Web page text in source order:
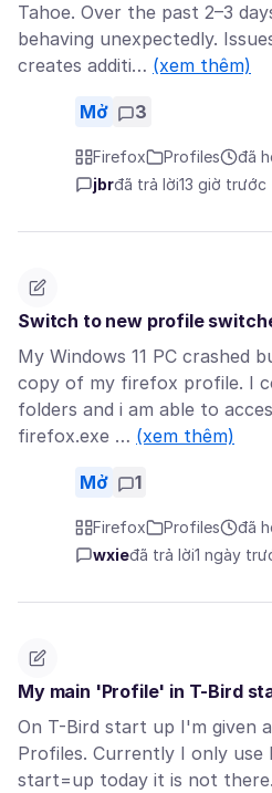
Tahoe. Over the past 2–3
behaving unexpectedly.
creates additi… (xem thêm)
Mở 3
Firefox Profiles
đã
jbrđã trả lời13 giờ trước
Switch to new profile
My Windows 11 PC crashed
copy of my firefox profile. I
folders and i am able to
firefox.exe … (xem thêm)
Mở 1
Firefox Profiles
đã
wxieđã trả lời1 ngày
My main 'Profile' in T-Bird
On T-Bird start up I'm given
Profiles. Currently I only
start=up today it is not